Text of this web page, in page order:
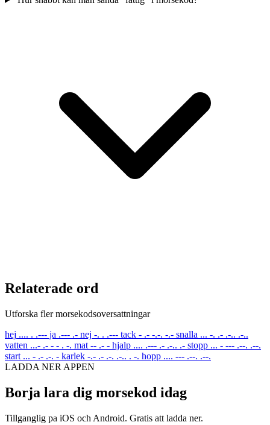
Relaterade ord
Utforska fler morsekodsoversattningar
hej .... . .--- ja .--- .- nej -. . .--- tack - .- -.-. -.- snalla ... -. .- .-.. .-..
vatten ...- .- - - . -. mat -- .- - hjalp .... .--- .- .-.. .- stopp ... - --- .--. .--.
start ... - .- .-. - karlek -.- .- .-. .-.. . -. hopp .... --- .--. .--.
LADDA NER APPEN
Borja lara dig morsekod idag
Tillganglig pa iOS och Android. Gratis att ladda ner.